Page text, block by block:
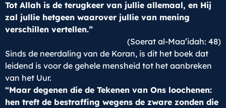
Tot Allah is de terugkeer van jullie allemaal, en Hij
zal jullie hetgeen waarover jullie van mening
verschillen vertellen.”
(Soerat al-Maa’idah: 48)
Sinds de neerdaling van de Koran, is dit het boek dat
leidend is voor de gehele mensheid tot het aanbreken
van het Uur.
“Maar degenen die de Tekenen van Ons loochenen:
hen treft de bestraffing wegens de zware zonden die